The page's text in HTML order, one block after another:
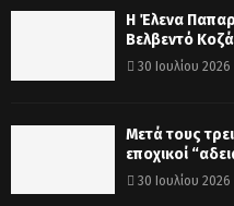
Η Έλενα
Βελβεντό
30 Ιουλίου 2026
Μετά τους
εποχικοί
30 Ιουλίου 2026